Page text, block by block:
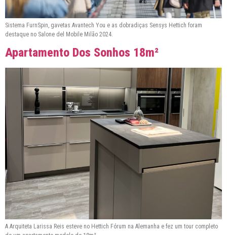
Sistema FurnSpin, gavetas Avantech You e as dobradiças Sensys Hettich foram
destaque no Salone del Mobile Milão 2024.
Apartamento Dos Sonhos 18m²
A Arquiteta Larissa Reis esteve no Hettich Fórum na Alemanha e fez um tour completo